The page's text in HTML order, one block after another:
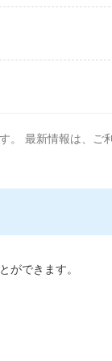
最新情報は、ご
ができます。